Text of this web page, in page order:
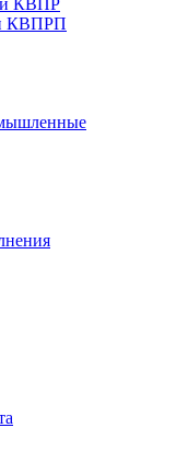
КВПР
КВПРП